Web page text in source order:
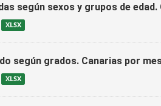
según sexos y grupos de edad.
XLSX
según grados. Canarias por
XLSX